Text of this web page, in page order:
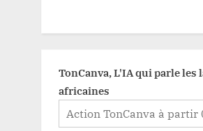
TonCanva, L'IA qui parle les
africaines